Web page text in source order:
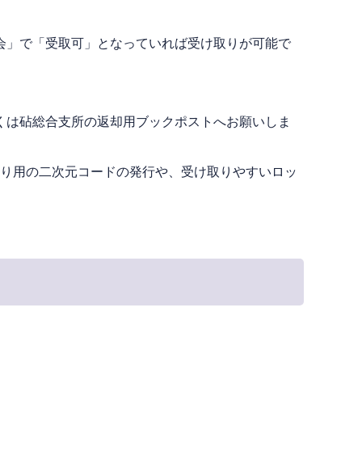
で「受取可」となっていれば受け取りが可能で
砧総合支所の返却用ブックポストへお願いしま
用の二次元コードの発行や、受け取りやすいロッ